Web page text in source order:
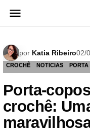
para
por Katia Ribeiro02/
CROCHÊ NOTICIAS PORTA
Porta-
crochê: